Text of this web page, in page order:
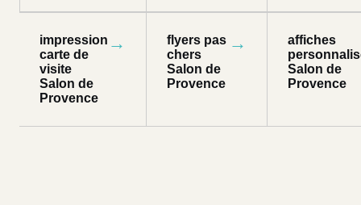
impression
carte de
visite
Salon de
Provence
→
flyers pas
chers
Salon de
Provence
→
affiches
Salon de
Provence